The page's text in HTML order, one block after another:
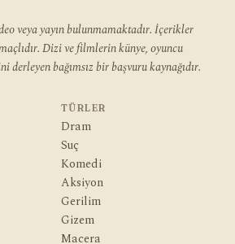
veya yayın bulunmamaktadır. İçerikler
Dizi ve filmlerin künye, oyuncu
bağımsız bir başvuru kaynağıdır.
TÜRLER
Dram
Suç
Komedi
Aksiyon
Gerilim
Gizem
Macera